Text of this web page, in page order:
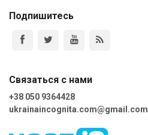
Подпишитесь
Связаться с нами
+38 050 9364428
ukrainaincognita.com@gmail.com